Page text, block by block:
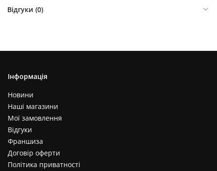
Відгуки (0)
Інформація
Новини
Наші магазини
Мої замовлення
Відгуки
Франшиза
Договір оферти
Політика приватності